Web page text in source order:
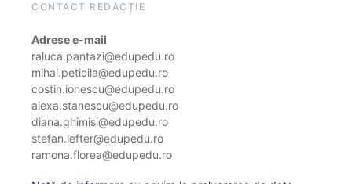
CONTACT REDACȚIE
Adrese e-mail
raluca.pantazi@edupedu.ro
mihai.peticila@edupedu.ro
costin.ionescu@edupedu.ro
alexa.stanescu@edupedu.ro
diana.ghimisi@edupedu.ro
stefan.lefter@edupedu.ro
ramona.florea@edupedu.ro